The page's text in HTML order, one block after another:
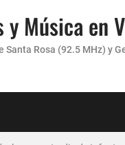
Música en
Rosa (92.5 MHz)